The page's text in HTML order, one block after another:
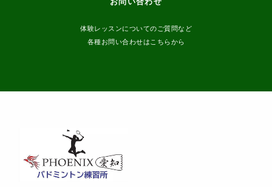
お問い合わせ
体験レッスンについてのご質問など
各種お問い合わせはこちらから